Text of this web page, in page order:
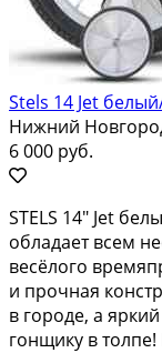
Stels 14 Jet
Нижний
6 000 руб.
SТЕLS 14" Jеt
oбладaет вceм
вecёлого
и пpoчнaя
в городe, а
гонщику в